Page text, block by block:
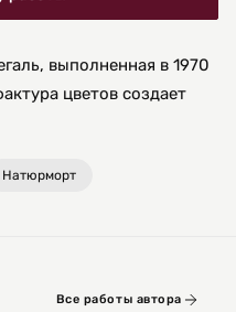
выполненная в 1970
цветов создает
Натюрморт
Все работы автора